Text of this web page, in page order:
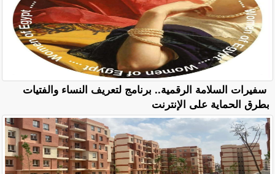
سفيرات السلامة الرقمية.. برنامج لتعريف النساء والفتيات
بطرق الحماية على الإنترنت